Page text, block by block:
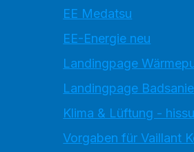
EE Medatsu
EE-Energie neu
Landingpage
Landingpage
Klima & Lüftung - hissu
Vorgaben für Vaillant